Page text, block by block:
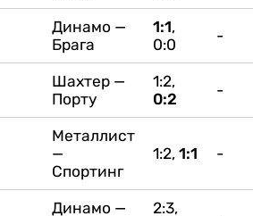
Динамо —
Брага
1:1,
0:0
-
Шахтер —
Порту
1:2,
0:2
-
Металлист
—
Спортинг
1:2, 1:1 -
Динамо —
2:3,